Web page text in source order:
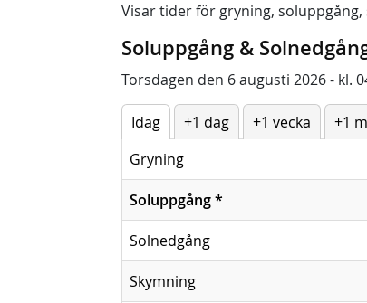
Visar tider för gryning, soluppgång,
Soluppgång &
Torsdagen den 6 augusti 2026 - kl.
Idag +1 dag +1 vecka
+1
Gryning
Soluppgång*
Solnedgång
Skymning